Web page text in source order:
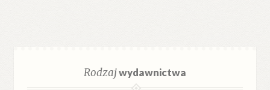
Rodzajwydawnictwa